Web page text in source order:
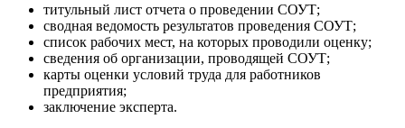
титульный лист отчета о проведении СОУТ;
сводная ведомость результатов проведения СОУТ;
список рабочих мест, на которых проводили оценку;
сведения об организации, проводящей СОУТ;
карты оценки условий труда для работников
предприятия;
заключение эксперта.